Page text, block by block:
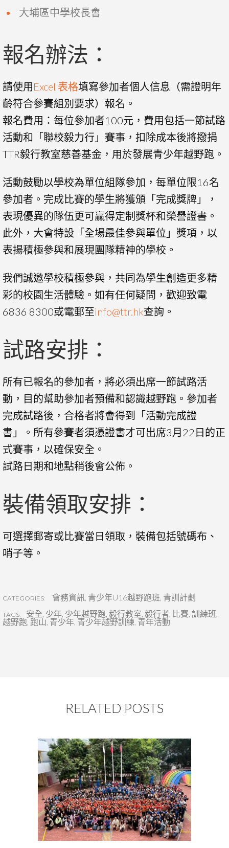
大埔區中學校長會
報名辦法：
請使用Excel 表格填寫參加者個人信息（需證明年
齡符合參賽組別要求）報名。
報名費用：每位參加者100元，費用包括一節試路
活動和「聯校毅力行」賽事，扣除成本後將撥捐
TTR毅行教室慈善基金，用於發展青少年越野跑。
活動鼓勵以學校為單位組隊參加，每單位限16名
參加者。完成比賽的學生將獲頒「完成獎牌」，
表現優異的隊伍更可贏得定制獎杯和榮譽證書。
此外，大會特設「全場最佳參與單位」獎項，以
表揚積極參與和展現團隊精神的學校。
我們誠邀學校積極參與，共同為學生創造更多精
彩的校園生活體驗。如有任何疑問，歡迎致電
6836 8300或電郵至info@ttr.hk查詢。
試路安排：
所有已報名的參加者，將必須出席一節試路活
動，目的幫助參加者預備和認識越野跑。參加者
完成試路後，合格者將會得到「活動完成證
書」。所有參賽者須憑證書才可出席3月22日的正
式賽事，以確保安全。
試路日期和地點稍後會公佈。
裝備領取安排：
可選擇郵寄或比賽當日領取，裝備包括號碼布、
哨子等。
CATEGORIES: 會務資訊, 青少年U16越野跑班, 青訓計劃
TAGS: 安全, 少年, 少年越野跑, 毅行教室, 毅行者, 比賽, 訓練班,
越野跑, 跑山, 青少年, 青少年越野訓練, 青年活動
RELATED POSTS